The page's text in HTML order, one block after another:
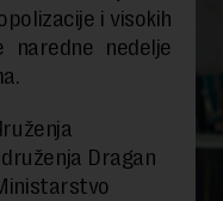
i visokih
naredne nedelje
Dragan